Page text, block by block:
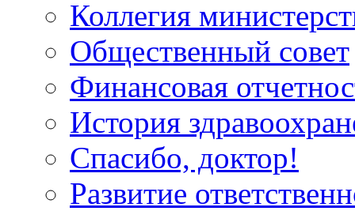
Коллегия
Общественный совет
Финансовая
История
Спасибо, доктор!
Развитие